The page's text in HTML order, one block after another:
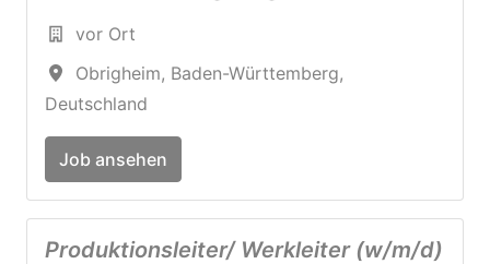
vor Ort
Obrigheim, Baden-Württemberg,
Deutschland
Job ansehen
Produktionsleiter/ Werkleiter (w/m/d)